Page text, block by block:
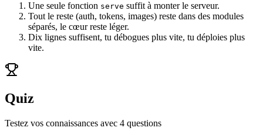
Une seule fonction serve suffit à monter le serveur.
Tout le reste (auth, tokens, images) reste dans des modules
séparés, le cœur reste léger.
Dix lignes suffisent, tu débogues plus vite, tu déploies plus
vite.
Quiz
Testez vos connaissances avec 4 questions